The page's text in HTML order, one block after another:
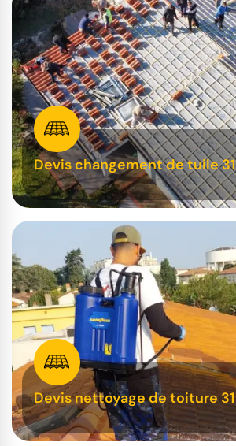
Devis changement de tuile 31
Devis nettoyage de toiture 31